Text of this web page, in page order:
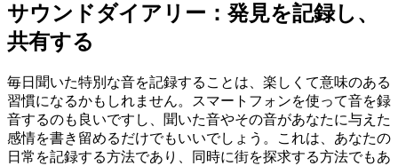
サウンドダイアリー：発見を記録し、
共有する
毎日聞いた特別な音を記録することは、楽しくて意味のある
習慣になるかもしれません。スマートフォンを使って音を録
音するのも良いですし、聞いた音やその音があなたに与えた
感情を書き留めるだけでもいいでしょう。これは、あなたの
日常を記録する方法であり、同時に街を探求する方法でもあ